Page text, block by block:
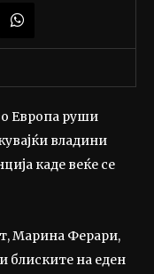
Европа руши
владини
каде веќе се
Марина Ферари,
блиските на еден